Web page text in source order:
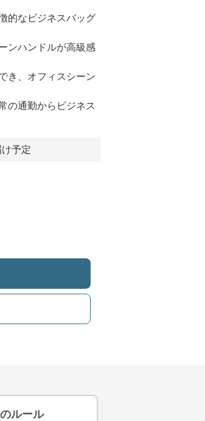
的なビジネスバッグ
ンハンドルが高級感
き、オフィスシーン
の通勤からビジネス
予定
ルール